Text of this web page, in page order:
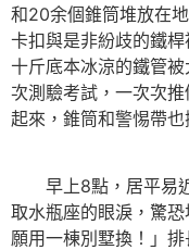
和20余個錐筒堆放在
卡扣與是非紛歧的鐵
十斤底本冰涼的鐵管
次測驗考試，一次次
起來，錐筒和警惕帶也
早上8點，居平易近
取水瓶座的眼淚，驚
願用一棟別墅換！」